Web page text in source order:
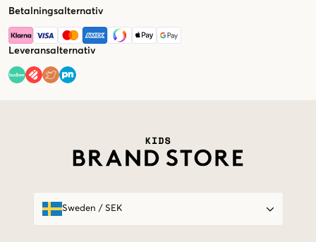
Betalningsalternativ
Leveransalternativ
Sweden / SEK